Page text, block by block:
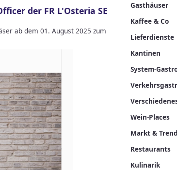
der FR L'Osteria SE
ab dem 01. August 2025 zum
Gasthäuser
Kaffee & Co
Lieferdienste
Kantinen
System-
Wein-Places
Markt & Trend
Restaurants
Kulinarik